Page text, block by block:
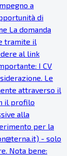
a
di
La domanda
tramite il
al link
I CV
Le
attraverso il
il profilo
alla
per la
- solo
Nota bene: